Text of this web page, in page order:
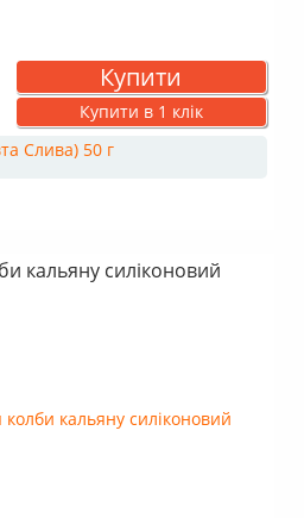
Купити
Купити в 1 клік
кальяну силіконовий